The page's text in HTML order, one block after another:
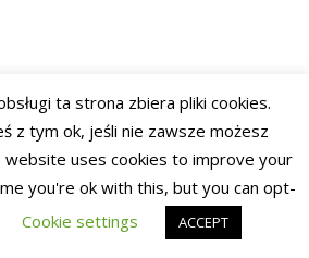
ta strona zbiera pliki cookies.
z tym ok, jeśli nie zawsze możesz
website uses cookies to improve your
you're ok with this, but you can opt-
Cookie settings ACCEPT